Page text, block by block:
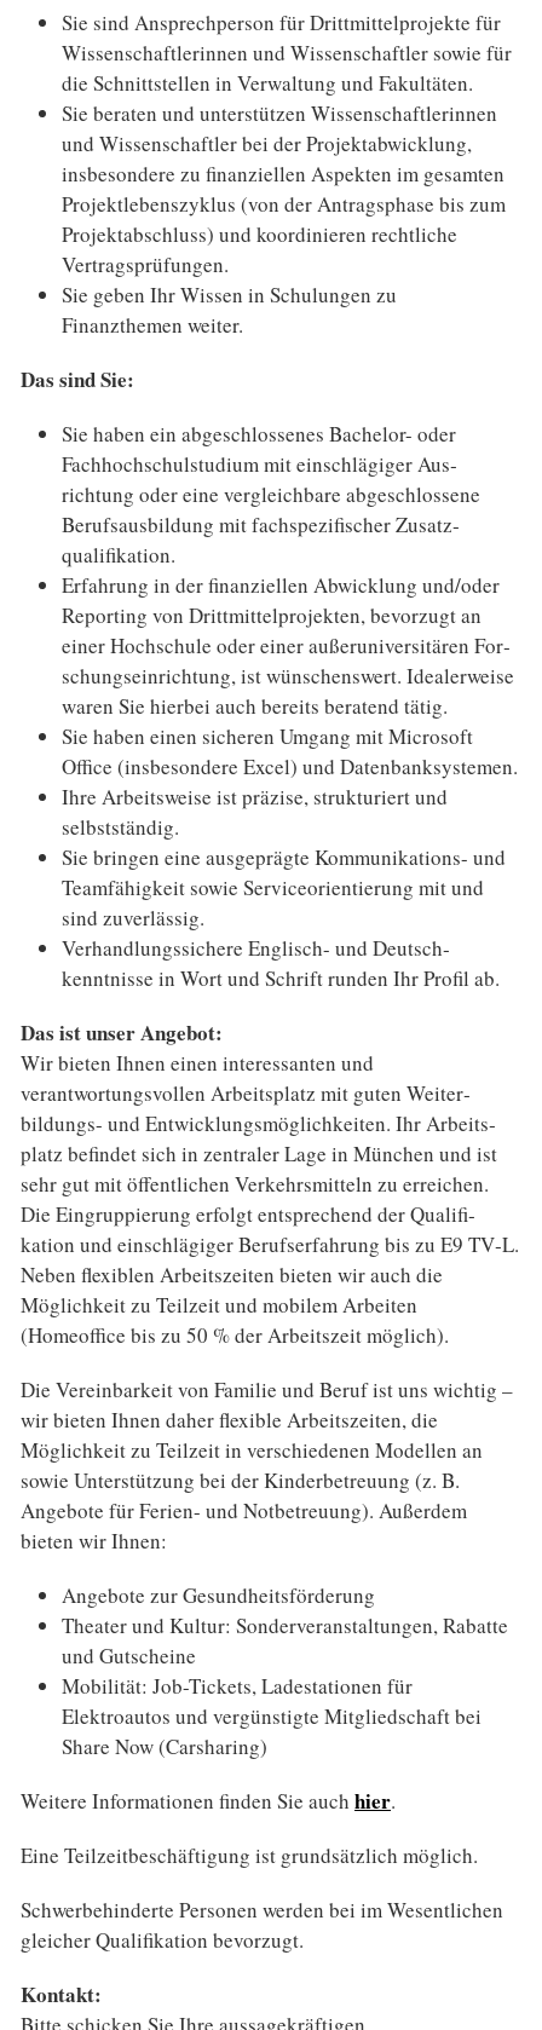
Sie sind Ansprechperson für Drittmittelprojekte für
Wissenschaftlerinnen und Wissen­schaftler sowie für
die Schnitt­stellen in Verwaltung und Fakultäten.
Sie beraten und unterstützen Wissenschaftlerinnen
und Wissen­schaftler bei der Projekt­ab­wick­lung,
insbesondere zu finan­ziellen Aspekten im gesam­ten
Projektlebenszyklus (von der Antragsphase bis zum
Projekt­abschluss) und koordi­nieren recht­liche
Vertrags­prüfungen.
Sie geben Ihr Wissen in Schulungen zu
Finanzthemen weiter.
Das sind Sie:
Sie haben ein abgeschlossenes Bachelor- oder
Fachhoch­schulstudium mit ein­schlägiger Aus­
richtung oder eine ver­gleich­bare abge­schlossene
Berufs­ausbildung mit fach­spezifischer Zusatz­
qualifikation.
Erfahrung in der finanziellen Abwicklung und/oder
Repor­ting von Dritt­mittel­projekten, be­vor­zugt an
einer Hoch­schule oder einer außer­universitären For­
schungs­einrichtung, ist wün­schens­wert. Idealer­weise
waren Sie hierbei auch bereits beratend tätig.
Sie haben einen sicheren Umgang mit Microsoft
Office (insbe­sondere Excel) und Daten­banksystemen.
Ihre Arbeitsweise ist präzise, strukturiert und
selbstständig.
Sie bringen eine ausgeprägte Kommuni­kations- und
Team­fähigkeit sowie Service­orientierung mit und
sind zuverlässig.
Verhandlungssichere Englisch- und Deutsch­
kenntnisse in Wort und Schrift runden Ihr Profil ab.
Das ist unser Angebot:
Wir bieten Ihnen einen interessanten und
verantwortungsvollen Arbeits­platz mit guten Weiter­
bildungs- und Entwicklungs­möglich­keiten. Ihr Arbeits­
platz befindet sich in zentraler Lage in München und ist
sehr gut mit öffent­lichen Verkehrs­mitteln zu erreichen.
Die Eingruppierung erfolgt entsprechend der Qualifi­
kation und einschlägiger Berufs­erfahrung bis zu E9 TV‑L.
Neben flexiblen Arbeits­zeiten bieten wir auch die
Möglichkeit zu Teilzeit und mobilem Arbeiten
(Homeoffice bis zu 50 % der Arbeits­zeit möglich).
Die Vereinbarkeit von Familie und Beruf ist uns wichtig –
wir bieten Ihnen daher flexible Arbeits­zeiten, die
Möglichkeit zu Teilzeit in verschie­denen Model­len an
sowie Unter­stützung bei der Kinderbetreuung (z. B.
Angebote für Ferien- und Notbetreuung). Außerdem
bieten wir Ihnen:
Angebote zur Gesundheits­förderung
Theater und Kultur: Sonder­veranstaltungen, Rabatte
und Gutscheine
Mobilität: Job-Tickets, Ladestationen für
Elektroautos und vergünstigte Mitglied­schaft bei
Share Now (Carsharing)
Weitere Informationen finden Sie auch hier.
Eine Teilzeit­beschäftigung ist grundsätzlich möglich.
Schwerbehinderte Personen werden bei im Wesentlichen
gleicher Qualifikation bevorzugt.
Kontakt:
Bitte schicken Sie Ihre aussagekräftigen